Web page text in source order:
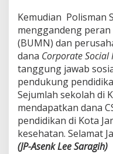
Kemudian Polisman
menggandeng
(BUMN) dan
dana Corporate Social
tanggung jawab
pendukung
Sejumlah sekolah di
mendapatkan dana
pendidikan di Kota
kesehatan. Selamat
(JP-Asenk Lee Saragih)